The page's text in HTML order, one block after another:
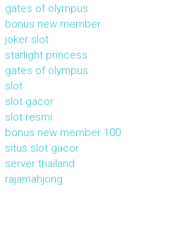
gates of olympus
bonus new member
joker slot
starlight princess
gates of olympus
slot
slot gacor
slot resmi
bonus new member 100
situs slot gacor
server thailand
rajamahjong